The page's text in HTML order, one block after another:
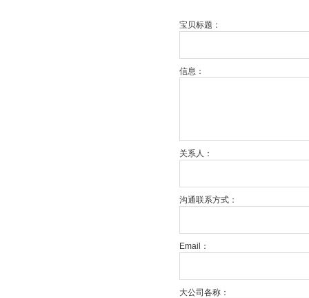
宝贝标题：
信息：
关系人：
沟通联系方式：
Email：
大公司各称：